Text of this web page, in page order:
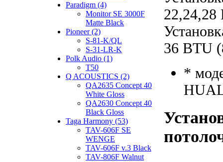
Paradigm (4)
Monitor SE 3000F
Matte Black
Pioneer (2)
S-81-K/QL
S-31-LR-K
Polk Audio (1)
T50
Q ACOUSTICS (2)
QA2635 Concept 40
White Gloss
QA2630 Concept 40
Black Gloss
Taga Harmony (53)
TAV-606F SE
WENGE
TAV-606F v.3 Black
TAV-806F Walnut
36 BTU
*